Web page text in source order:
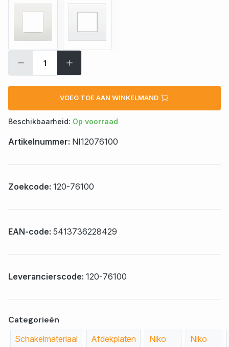
VOEG TOE AAN WINKELMAND
Beschikbaarheid: Op voorraad
Artikelnummer: NI12076100
Zoekcode: 120-76100
EAN-code: 5413736228429
Leverancierscode: 120-76100
Categorieën
Schakelmateriaal Afdekplaten
Niko
Niko